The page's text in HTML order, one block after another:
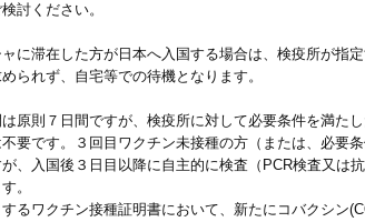
討ください。
に滞在した方が日本へ入国する場合は、検疫所が指
られず、自宅等での待機となります。
原則７日間ですが、検疫所に対して必要条件を満た
要です。３回目ワクチン未接種の方（または、必要
、入国後３日目以降に自主的に検査（PCR検査又は
。
るワクチン接種証明書において、新たにコバクシン